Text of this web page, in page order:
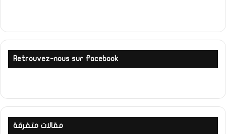
Retrouvez-nous sur Facebook
مقالات متفرقة